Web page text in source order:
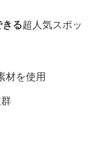
る超人気スポッ
材を使用